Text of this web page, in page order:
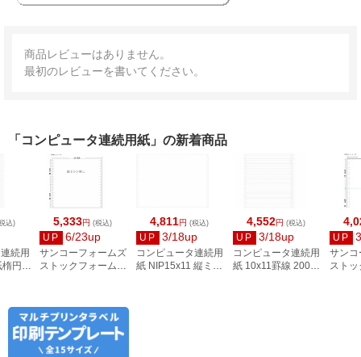
商品レビューはありません。
最初のレビューを書いてください。
「コンピュータ連続用紙」の新着商品
5,333円 (税込)
UP 6/23up
サンコーフォームズ
ストックフォーム
4,811円 (税込)
UP 3/18up
コンピュータ連続用
紙 NIP15x11 縦ミシ
4,552円 (税込)
UP 3/18up
コンピュータ連続用
紙 10x11罫線 2000
UP
サンコ
スト
込)
続用
円 A